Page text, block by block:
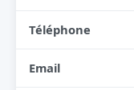
Téléphone
Email